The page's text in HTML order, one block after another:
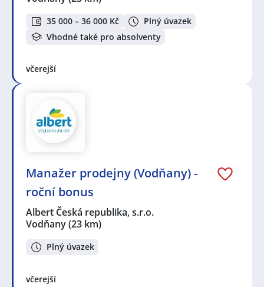
35 000 – 36 000 Kč
Plný úvazek
Vhodné také pro absolventy
včerejší
Manažer prodejny (Vodňany) -
roční bonus
Albert Česká republika, s.r.o.
Vodňany(23 km)
Plný úvazek
včerejší